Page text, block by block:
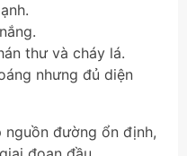
thư và cháy lá.
nhưng đủ diện
đường ổn định,